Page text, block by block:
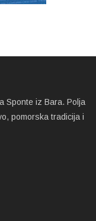
Sponte iz Bara. Polja
pomorska tradicija i